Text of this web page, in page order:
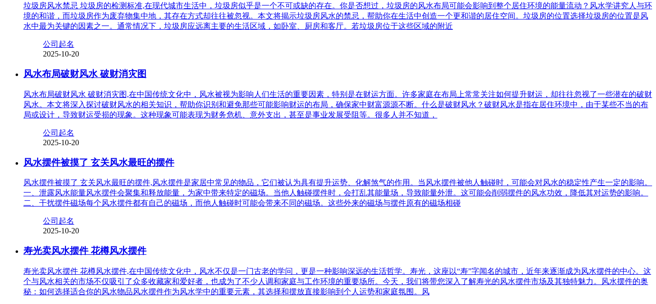
垃圾房风水禁忌 垃圾房的检测标准,在现代城市生活中，垃圾房似乎是一个不可或缺的存在。你是否想过，垃圾房的风水布局可能会影响到整个居住环境的能量流动？风水学讲究人与环
境的和谐，而垃圾房作为废弃物集中地，其存在方式却往往被忽视。本文将揭示垃圾房风水的禁忌，帮助你在生活中创造一个更和谐的居住空间。垃圾房的位置选择垃圾房的位置是风
水中最为关键的因素之一。通常情况下，垃圾房应远离主要的生活区域，如卧室、厨房和客厅。若垃圾房位于这些区域的附近
公司起名
2025-10-20
风水布局破财风水 破财消灾图
风水布局破财风水 破财消灾图,在中国传统文化中，风水被视为影响人们生活的重要因素，特别是在财运方面。许多家庭在布局上常常关注如何提升财运，却往往忽视了一些潜在的破财
风水。本文将深入探讨破财风水的相关知识，帮助你识别和避免那些可能影响财运的布局，确保家中财富源源不断。什么是破财风水？破财风水是指在居住环境中，由于某些不当的布
局或设计，导致财运受损的现象。这种现象可能表现为财务危机、意外支出，甚至是事业发展受阻等。很多人并不知道，
公司起名
2025-10-20
风水摆件被摸了 玄关风水最旺的摆件
风水摆件被摸了 玄关风水最旺的摆件,风水摆件是家居中常见的物品，它们被认为具有提升运势、化解煞气的作用。当风水摆件被他人触碰时，可能会对风水的稳定性产生一定的影响。
一、泄露风水能量风水摆件会聚集和释放能量，为家中带来特定的磁场。当他人触碰摆件时，会打乱其能量场，导致能量外泄。这可能会削弱摆件的风水功效，降低其对运势的影响。
二、干扰摆件磁场每个风水摆件都有自己的磁场，而他人触碰时可能会带来不同的磁场。这些外来的磁场与摆件原有的磁场相碰
公司起名
2025-10-20
寿光卖风水摆件 花樽风水摆件
寿光卖风水摆件 花樽风水摆件,在中国传统文化中，风水不仅是一门古老的学问，更是一种影响深远的生活哲学。寿光，这座以“寿”字闻名的城市，近年来逐渐成为风水摆件的中心。这
个与风水相关的市场不仅吸引了众多收藏家和爱好者，也成为了不少人调和家庭与工作环境的重要场所。今天，我们将带您深入了解寿光的风水摆件市场及其独特魅力。风水摆件的奥
秘：如何选择适合你的风水物品风水摆件作为风水学中的重要元素，其选择和摆放直接影响到个人运势和家庭氛围。风